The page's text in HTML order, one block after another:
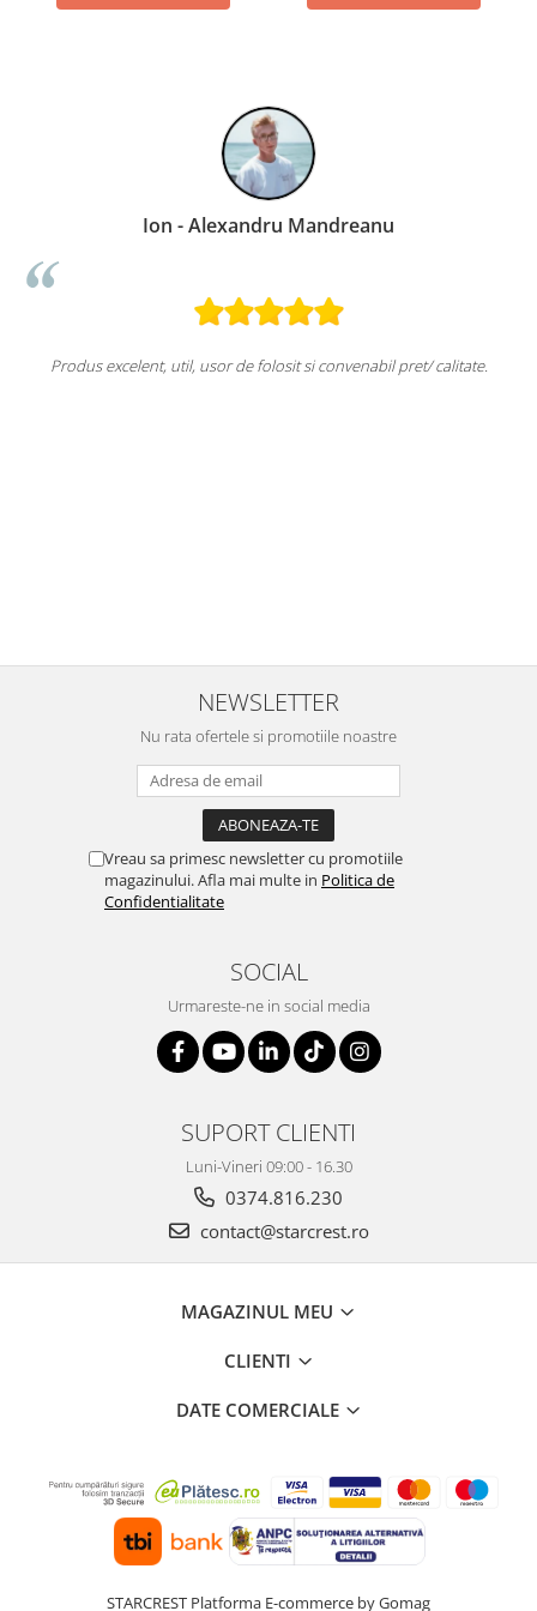
Ion - Alexandru Mandreanu
Produs excelent, util, usor de folosit si convenabil pret/ calitate.
NEWSLETTER
Nu rata ofertele si promotiile noastre
Vreau sa primesc newsletter cu promotiile
magazinului. Afla mai multe in Politica de
Confidentialitate
SOCIAL
Urmareste-ne in social media
SUPORT CLIENTI
Luni-Vineri 09:00 - 16.30
0374.816.230
contact@starcrest.ro
MAGAZINUL MEU
CLIENTI
DATE COMERCIALE
STARCREST Platforma E-commerce by Gomag